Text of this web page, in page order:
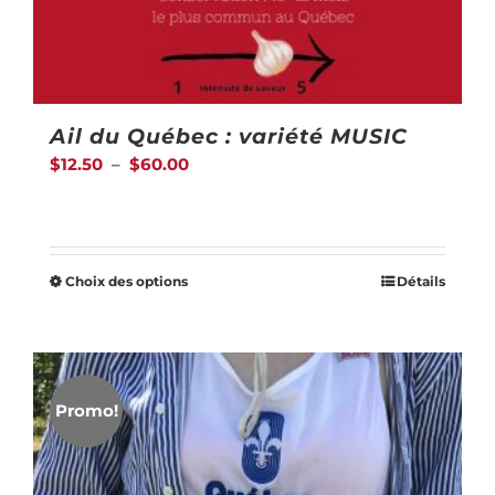
Ail du Québec : variété MUSIC
$12.50 – $60.00Plage
Choix des optionsCe
a
plusieurs
variations.
options
Détails
Promo!